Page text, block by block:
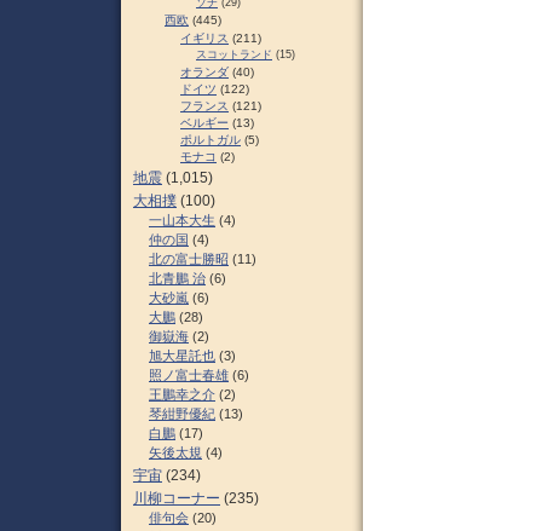
西欧 (445)
イギリス (211)
スコットランド (15)
オランダ (40)
ドイツ (122)
フランス (121)
ベルギー (13)
ポルトガル (5)
モナコ (2)
地震 (1,015)
大相撲 (100)
一山本大生 (4)
仲の国 (4)
北の富士勝昭 (11)
北青鵬 治 (6)
大砂嵐 (6)
大鵬 (28)
御嶽海 (2)
旭大星託也 (3)
照ノ富士春雄 (6)
王鵬幸之介 (2)
琴紺野優紀 (13)
白鵬 (17)
矢後太規 (4)
宇宙 (234)
川柳コーナー (235)
俳句会 (20)